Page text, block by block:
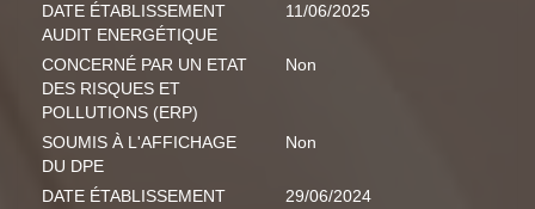
DATE ÉTABLISSEMENT
AUDIT ENERGÉTIQUE
11/06/2025
CONCERNÉ PAR UN ETAT
DES RISQUES ET
POLLUTIONS (ERP)
Non
SOUMIS À L'AFFICHAGE
DU DPE
Non
DATE ÉTABLISSEMENT
29/06/2024